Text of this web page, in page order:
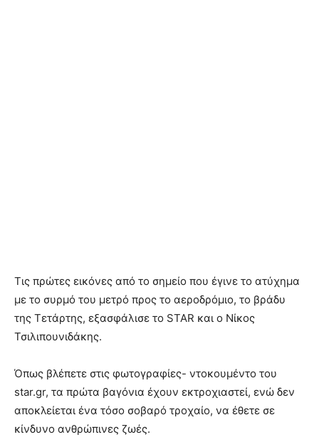
Τις πρώτες εικόνες από το σημείο που έγινε το ατύχημα
με το συρμό του μετρό προς το αεροδρόμιο, το βράδυ
της Τετάρτης, εξασφάλισε το STAR και ο Νίκος
Τσιλιπουνιδάκης.
Όπως βλέπετε στις φωτογραφίες- ντοκουμέντο του
star.gr, τα πρώτα βαγόνια έχουν εκτροχιαστεί, ενώ δεν
αποκλείεται ένα τόσο σοβαρό τροχαίο, να έθετε σε
κίνδυνο ανθρώπινες ζωές.